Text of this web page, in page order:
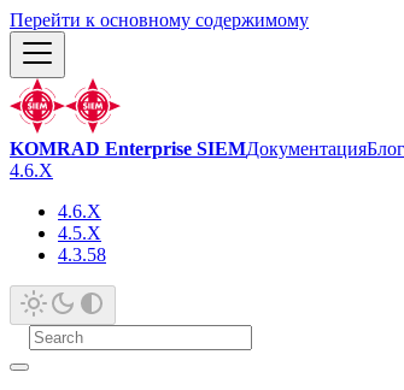
Перейти к основному содержимому
KOMRAD Enterprise SIEMДокументацияБлог
4.6.X
4.6.X
4.5.X
4.3.58